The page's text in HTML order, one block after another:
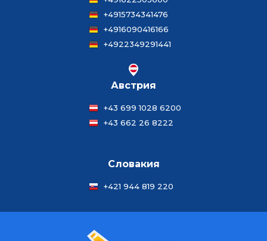
+4915734341476
+4916090416166
+4922349291441
Австрия
+43 699 1028 6200
+43 662 26 8222
Словакия
+421 944 819 220